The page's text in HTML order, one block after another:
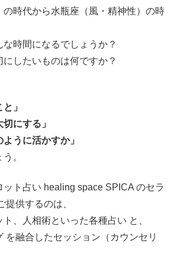
の時代から水瓶座（風・精神性）の時
時間になるでしょうか？
したいものは何ですか？
」
にする」
ように活かすか」
。
ット占い healing space SPICA のセラ
提供するのは、
、人相術といった各種占い と、
を融合したセッション（カウンセリ